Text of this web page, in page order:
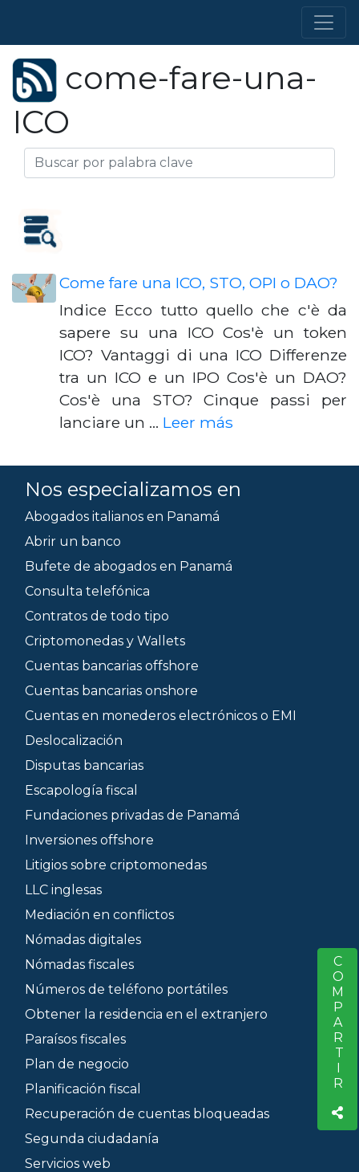
come-fare-una-
ICO
Come fare una ICO, STO, OPI o DAO?
Indice Ecco tutto quello che c'è da
sapere su una ICO Cos'è un token
ICO? Vantaggi di una ICO Differenze
tra un ICO e un IPO Cos'è un DAO?
Cos'è una STO? Cinque passi per
lanciare un … Leer más
COMPARTIR
Nos especializamos en
Abogados italianos en Panamá
Abrir un banco
Bufete de abogados en Panamá
Consulta telefónica
Contratos de todo tipo
Criptomonedas y Wallets
Cuentas bancarias offshore
Cuentas bancarias onshore
Cuentas en monederos electrónicos o EMI
Deslocalización
Disputas bancarias
Escapología fiscal
Fundaciones privadas de Panamá
Inversiones offshore
Litigios sobre criptomonedas
LLC inglesas
Mediación en conflictos
Nómadas digitales
Nómadas fiscales
Números de teléfono portátiles
Obtener la residencia en el extranjero
Paraísos fiscales
Plan de negocio
Planificación fiscal
Recuperación de cuentas bloqueadas
Segunda ciudadanía
Servicios web